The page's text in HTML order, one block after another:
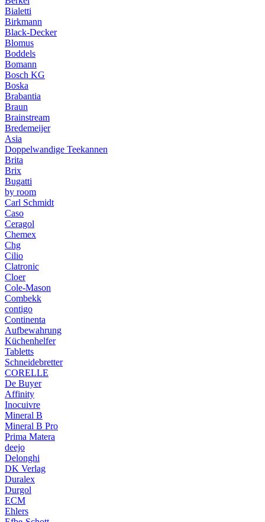
Bialetti
Birkmann
Black-Decker
Blomus
Boddels
Bomann
Bosch KG
Boska
Brabantia
Braun
Brainstream
Bredemeijer
Asia
Doppelwandige Teekannen
Brita
Brix
Bugatti
by room
Carl Schmidt
Caso
Ceragol
Chemex
Chg
Cilio
Clatronic
Cloer
Cole-Mason
Combekk
contigo
Continenta
Aufbewahrung
Küchenhelfer
Tabletts
Schneidebretter
CORELLE
De Buyer
Affinity
Inocuivre
Mineral B
Mineral B Pro
Prima Matera
deejo
Delonghi
DK Verlag
Duralex
Durgol
ECM
Ehlers